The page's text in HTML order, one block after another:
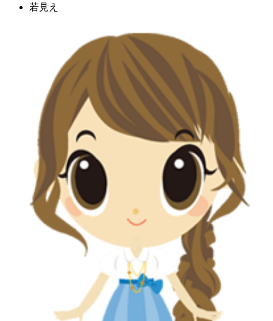
若見え